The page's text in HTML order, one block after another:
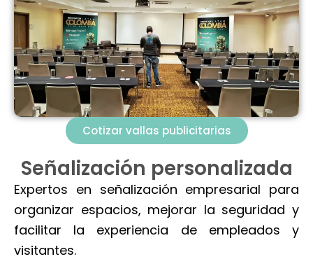
Cotizar vallas publicitarias
Señalización personalizada
Expertos en señalización empresarial para
organizar espacios, mejorar la seguridad y
facilitar la experiencia de empleados y
visitantes.